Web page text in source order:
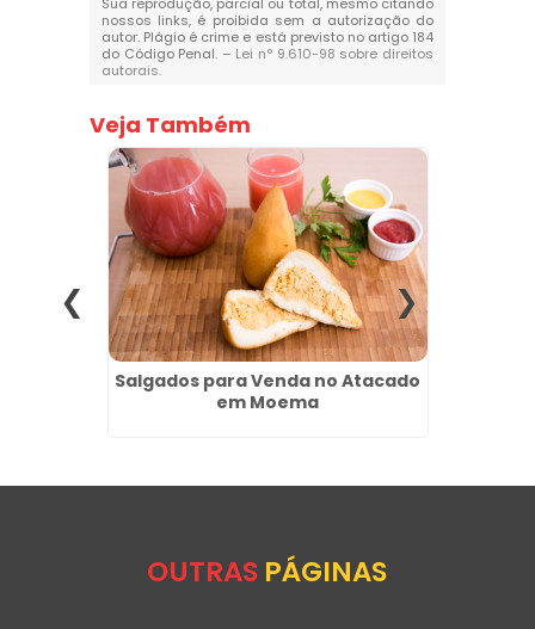
nossos links, é proibida sem a autorização do
autor. Plágio é crime e está previsto no artigo 184
do Código Penal. – Lei n° 9.610-98 sobre direitos
autorais.
Veja Também
Salgados para Venda no Atacado
em Moema
OUTRAS PÁGINAS